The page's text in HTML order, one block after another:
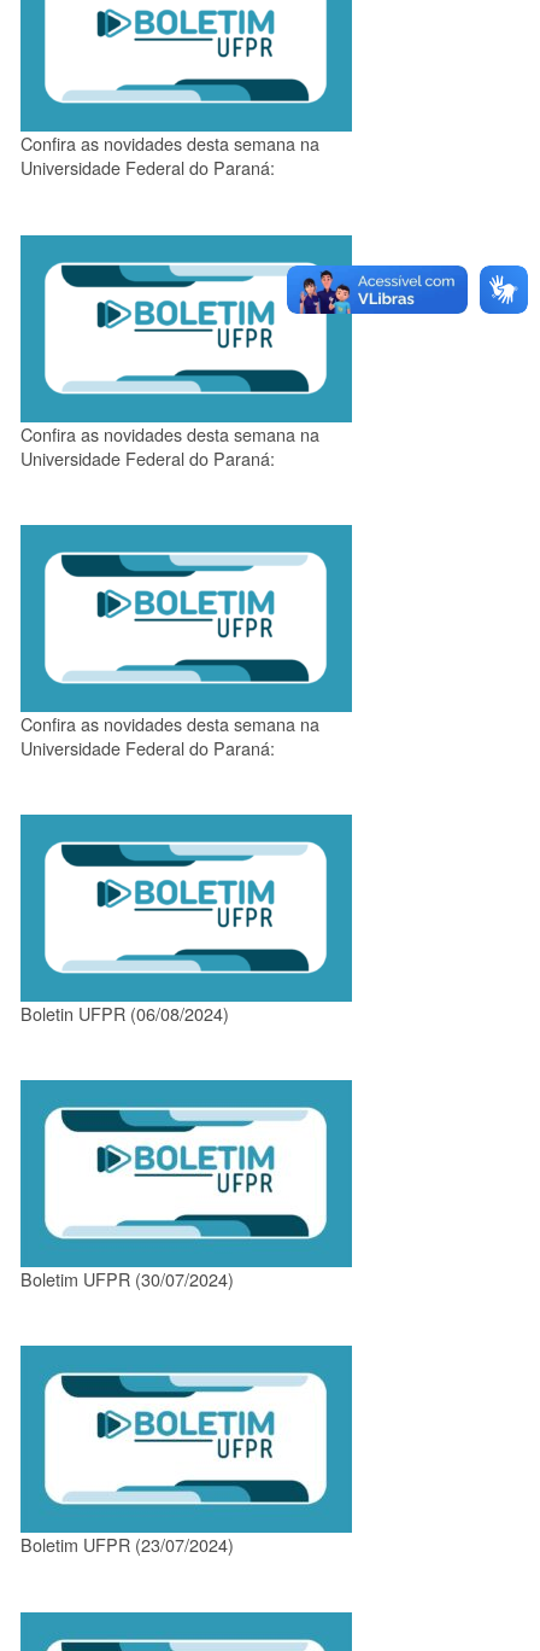
Confira as novidades desta semana na
Universidade Federal do Paraná:
Confira as novidades desta semana na
Universidade Federal do Paraná:
Confira as novidades desta semana na
Universidade Federal do Paraná:
Boletin UFPR (06/08/2024)
Boletim UFPR (30/07/2024)
Boletim UFPR (23/07/2024)